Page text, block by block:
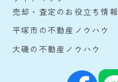
売却・査定のお役立ち情報
平塚市の不動産ノウハウ
大磯の不動産ノウハウ